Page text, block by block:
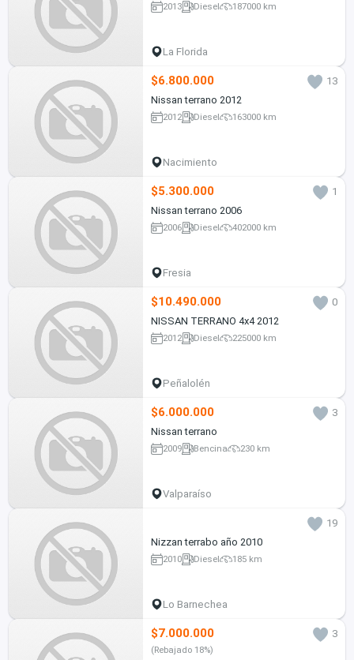
2013 Diesel 187000 km
La Florida
$6.800.000
13
Nissan terrano 2012
2012 Diesel 163000 km
Nacimiento
$5.300.000
1
Nissan terrano 2006
2006 Diesel 402000 km
Fresia
$10.490.000
0
NISSAN TERRANO 4x4 2012
2012 Diesel 225000 km
Peñalolén
$6.000.000
3
Nissan terrano
2009 Bencina 230 km
Valparaíso
19
Nizzan terrabo año 2010
2010 Diesel 185 km
Lo Barnechea
$7.000.000 3
(Rebajado 18%)